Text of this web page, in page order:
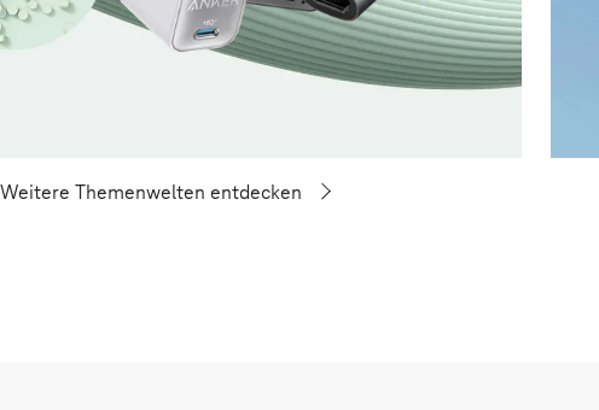
Weitere Themenwelten entdecken